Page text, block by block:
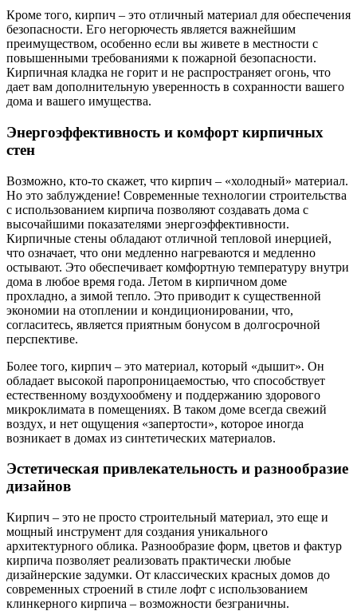
Кроме того, кирпич – это отличный материал для обеспечения
безопасности. Его негорючесть является важнейшим
преимуществом, особенно если вы живете в местности с
повышенными требованиями к пожарной безопасности.
Кирпичная кладка не горит и не распространяет огонь, что
дает вам дополнительную уверенность в сохранности вашего
дома и вашего имущества.
Энергоэффективность и комфорт кирпичных
стен
Возможно, кто-то скажет, что кирпич – «холодный» материал.
Но это заблуждение! Современные технологии строительства
с использованием кирпича позволяют создавать дома с
высочайшими показателями энергоэффективности.
Кирпичные стены обладают отличной тепловой инерцией,
что означает, что они медленно нагреваются и медленно
остывают. Это обеспечивает комфортную температуру внутри
дома в любое время года. Летом в кирпичном доме
прохладно, а зимой тепло. Это приводит к существенной
экономии на отоплении и кондиционировании, что,
согласитесь, является приятным бонусом в долгосрочной
перспективе.
Более того, кирпич – это материал, который «дышит». Он
обладает высокой паропроницаемостью, что способствует
естественному воздухообмену и поддержанию здорового
микроклимата в помещениях. В таком доме всегда свежий
воздух, и нет ощущения «запертости», которое иногда
возникает в домах из синтетических материалов.
Эстетическая привлекательность и разнообразие
дизайнов
Кирпич – это не просто строительный материал, это еще и
мощный инструмент для создания уникального
архитектурного облика. Разнообразие форм, цветов и фактур
кирпича позволяет реализовать практически любые
дизайнерские задумки. От классических красных домов до
современных строений в стиле лофт с использованием
клинкерного кирпича – возможности безграничны.